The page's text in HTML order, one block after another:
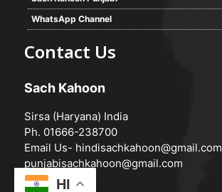
WhatsApp Channel
Contact Us
Sach Kahoon
Sirsa (Haryana) India
Ph. 01666-238700
Email Us- hindisachkahoon@gmail.com
punjabisachkahoon@gmail.com
HI